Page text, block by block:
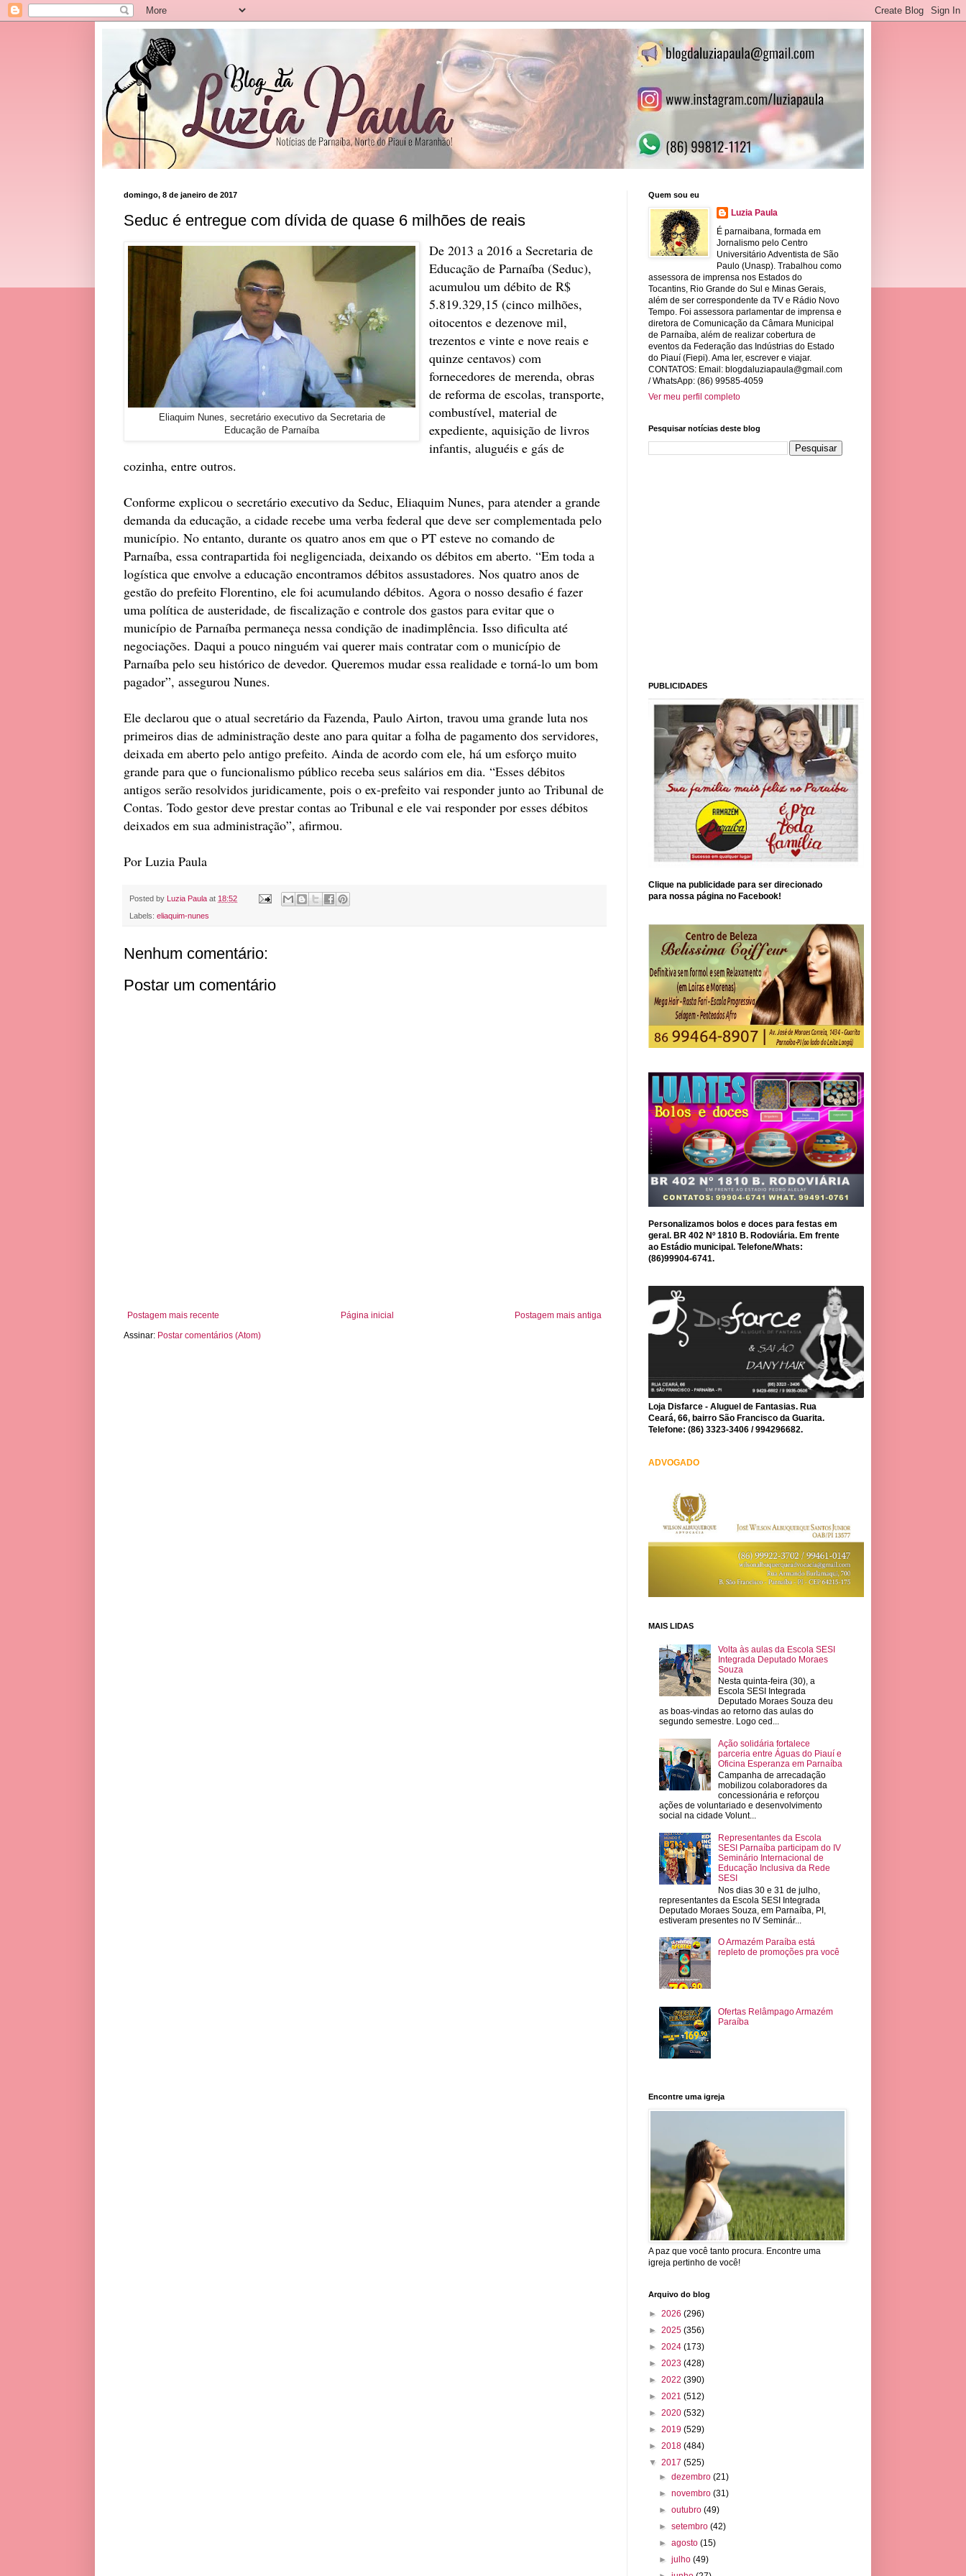
domingo, 8 de janeiro de 2017
Seduc é entregue com dívida de quase 6 milhões de reais
Eliaquim Nunes, secretário executivo da Secretaria de
Educação de Parnaíba
De 2013 a 2016 a Secretaria de
Educação de Parnaíba (Seduc),
acumulou um débito de R$
5.819.329,15 (cinco milhões,
oitocentos e dezenove mil,
trezentos e vinte e nove reais e
quinze centavos) com
fornecedores de merenda, obras
de reforma de escolas, transporte,
combustível, material de
expediente, aquisição de livros
infantis, aluguéis e gás de
cozinha, entre outros.
Conforme explicou o secretário executivo da Seduc, Eliaquim Nunes, para atender a grande
demanda da educação, a cidade recebe uma verba federal que deve ser complementada pelo
município. No entanto, durante os quatro anos em que o PT esteve no comando de
Parnaíba, essa contrapartida foi negligenciada, deixando os débitos em aberto. “Em toda a
logística que envolve a educação encontramos débitos assustadores. Nos quatro anos de
gestão do prefeito Florentino, ele foi acumulando débitos. Agora o nosso desafio é fazer
uma política de austeridade, de fiscalização e controle dos gastos para evitar que o
município de Parnaíba permaneça nessa condição de inadimplência. Isso dificulta até
negociações. Daqui a pouco ninguém vai querer mais contratar com o município de
Parnaíba pelo seu histórico de devedor. Queremos mudar essa realidade e torná-lo um bom
pagador”, assegurou Nunes.
Ele declarou que o atual secretário da Fazenda, Paulo Airton, travou uma grande luta nos
primeiros dias de administração deste ano para quitar a folha de pagamento dos servidores,
deixada em aberto pelo antigo prefeito. Ainda de acordo com ele, há um esforço muito
grande para que o funcionalismo público receba seus salários em dia. “Esses débitos
antigos serão resolvidos juridicamente, pois o ex-prefeito vai responder junto ao Tribunal de
Contas. Todo gestor deve prestar contas ao Tribunal e ele vai responder por esses débitos
deixados em sua administração”, afirmou.
Por Luzia Paula
Posted by Luzia Paula at 18:52
Labels: eliaquim-nunes
Nenhum comentário:
Postar um comentário
Postagem mais recente Postagem mais antiga
Página inicial
Assinar: Postar comentários (Atom)
Quem sou eu
Luzia Paula
É parnaibana, formada em
Jornalismo pelo Centro
Universitário Adventista de São
Paulo (Unasp). Trabalhou como
assessora de imprensa nos Estados do
Tocantins, Rio Grande do Sul e Minas Gerais,
além de ser correspondente da TV e Rádio Novo
Tempo. Foi assessora parlamentar de imprensa e
diretora de Comunicação da Câmara Municipal
de Parnaíba, além de realizar cobertura de
eventos da Federação das Indústrias do Estado
do Piauí (Fiepi). Ama ler, escrever e viajar.
CONTATOS: Email: blogdaluziapaula@gmail.com
/ WhatsApp: (86) 99585-4059
Ver meu perfil completo
Pesquisar notícias deste blog
PUBLICIDADES
Clique na publicidade para ser direcionado
para nossa página no Facebook!
Personalizamos bolos e doces para festas em
geral. BR 402 Nº 1810 B. Rodoviária. Em frente
ao Estádio municipal. Telefone/Whats:
(86)99904-6741.
Loja Disfarce - Aluguel de Fantasias. Rua
Ceará, 66, bairro São Francisco da Guarita.
Telefone: (86) 3323-3406 / 994296682.
ADVOGADO
MAIS LIDAS
Volta às aulas da Escola SESI
Integrada Deputado Moraes
Souza
Nesta quinta-feira (30), a
Escola SESI Integrada
Deputado Moraes Souza deu
as boas-vindas ao retorno das aulas do
segundo semestre. Logo ced...
Ação solidária fortalece
parceria entre Águas do Piauí e
Oficina Esperanza em Parnaíba
Campanha de arrecadação
mobilizou colaboradores da
concessionária e reforçou
ações de voluntariado e desenvolvimento
social na cidade Volunt...
Representantes da Escola
SESI Parnaíba participam do IV
Seminário Internacional de
Educação Inclusiva da Rede
SESI
Nos dias 30 e 31 de julho,
representantes da Escola SESI Integrada
Deputado Moraes Souza, em Parnaíba, PI,
estiveram presentes no IV Seminár...
O Armazém Paraíba está
repleto de promoções pra você
Ofertas Relâmpago Armazém
Paraíba
Encontre uma igreja
A paz que você tanto procura. Encontre uma
igreja pertinho de você!
Arquivo do blog
► 2026 (296)
► 2025 (356)
► 2024 (173)
► 2023 (428)
► 2022 (390)
► 2021 (512)
► 2020 (532)
► 2019 (529)
► 2018 (484)
▼ 2017 (525)
►dezembro(21)
►novembro(31)
►outubro(49)
►setembro(42)
►agosto(15)
►julho(49)